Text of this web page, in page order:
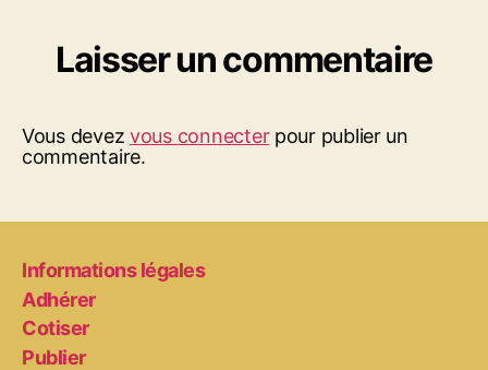
Laisser un commentaire
Vous devezvous connecterpour publier un
commentaire.
Informations légales
Adhérer
Cotiser
Publier